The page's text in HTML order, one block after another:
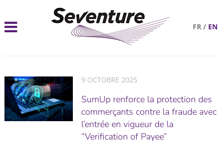
FR / EN
9 OCTOBRE 2025
SumUp renforce la protection des
commerçants contre la fraude avec
l’entrée en vigueur de la
“Verification of Payee”